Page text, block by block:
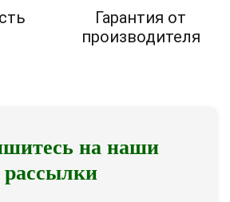
Гарантия от
производителя
на наши
рассылки